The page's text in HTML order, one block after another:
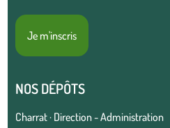
Je m'inscris
NOS DÉPÔTS
Charrat · Direction - Administration